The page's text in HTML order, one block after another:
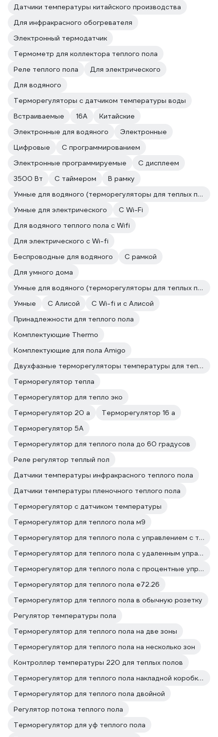
Датчики температуры китайского производства
Для инфракрасного обогревателя
Электронный термодатчик
Термометр для коллектора теплого пола
Реле теплого пола
Для электрического
Для водяного
Терморегуляторы с датчиком температуры воды
Встраиваемые
16А
Китайские
Электронные для водяного
Электронные
Цифровые
С программированием
Электронные программируемые
С дисплеем
3500 Вт
С таймером
В рамку
Умные для водяного (терморегуляторы для теплых полов)
Умные для электрического
C Wi-Fi
Для водяного теплого пола с Wifi
Для электрического с Wi-fi
Беспроводные для водяного
С рамкой
Для умного дома
Умные для водяного (терморегуляторы для теплых полов)
Умные
С Алисой
С Wi-fi и c Алисой
Принадлежности для теплого пола
Комплектующие Thermo
Комплектующие для пола Amigo
Двухфазные терморегуляторы температуры для теплого пола
Терморегулятор тепла
Терморегулятор для тепло эко
Терморегулятор 20 а
Терморегулятор 16 а
Терморегулятор 5А
Терморегулятор для теплого пола до 60 градусов
Реле регулятор теплый пол
Датчики температуры инфракрасного теплого пола
Датчики температуры пленочного теплого пола
Терморегулятор с датчиком температуры
Терморегулятор для теплого пола м9
Терморегулятор для теплого пола с управлением с телефона
Терморегулятор для теплого пола с удаленным управлением
Терморегулятор для теплого пола с процентные управлением
Терморегулятор для теплого пола е72.26
Терморегулятор для теплого пола в обычную розетку
Регулятор температуры пола
Терморегулятор для теплого пола на две зоны
Терморегулятор для теплого пола на несколько зон
Контроллер температуры 220 для теплых полов
Терморегулятор для теплого пола накладной коробкой
Терморегулятор для теплого пола двойной
Регулятор потока теплого пола
Терморегулятор для уф теплого пола